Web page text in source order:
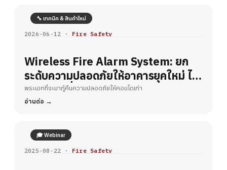
🔧 เทคนิค & สินค้าใหม่
2026-06-12 · Fire Safety
Wireless Fire Alarm System: ยก
ระดับความปลอดภัยให้อาคารยุคใหม่ ไร้
ขีดจำกัดเรื่องการเดินสาย
พระเอกที่จะมากู้คืนความปลอดภัยให้คอนโดเก่า
อ่านต่อ
🎓 Webinar
2025-08-22 · Fire Safety